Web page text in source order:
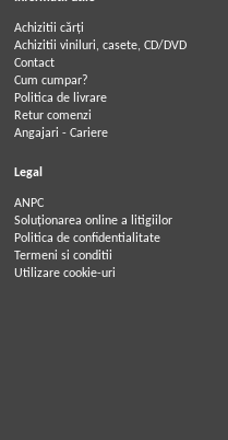
Achizitii cărți
Achizitii viniluri, casete, CD/DVD
Contact
Cum cumpar?
Politica de livrare
Retur comenzi
Angajari - Cariere
Legal
ANPC
Soluționarea online a litigiilor
Politica de confidentialitate
Termeni si conditii
Utilizare cookie-uri